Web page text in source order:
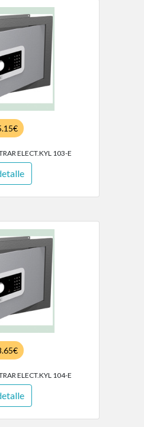
ELECT.KYL 103-E
ELECT.KYL 104-E